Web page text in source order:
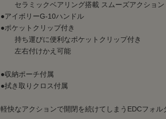
セラミックベアリング搭載 スムーズアクション
●アイボリーG-10ハンドル
●ポケットクリップ付き
持ち運びに便利なポケットクリップ付き
左右付けかえ可能
●収納ポーチ付属
●拭き取りクロス付属
軽快なアクションで開閉を続けてしまうEDCフォル